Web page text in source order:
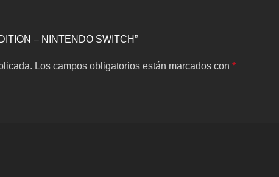
– NINTENDO SWITCH”
Los campos obligatorios están marcados con *